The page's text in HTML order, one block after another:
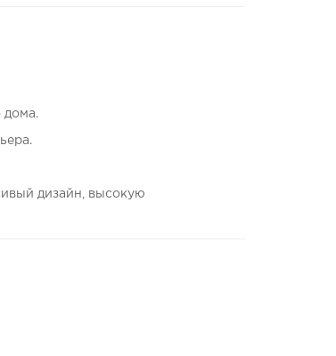
дома.
дизайн, высокую